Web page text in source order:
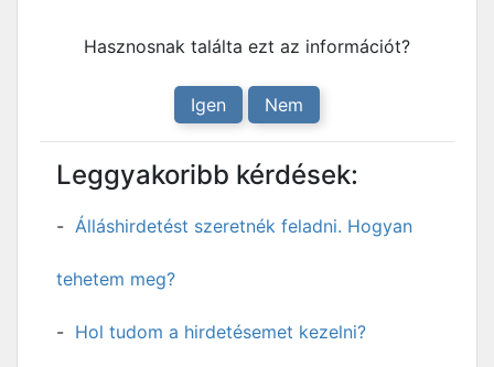
Hasznosnak találta ezt az információt?
Igen Nem
Leggyakoribb kérdések:
Álláshirdetést szeretnék feladni. Hogyan
tehetem meg?
Hol tudom a hirdetésemet kezelni?